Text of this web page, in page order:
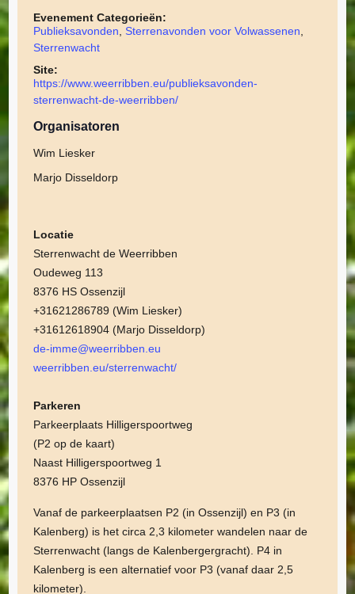
Evenement Categorieën:
Publieksavonden
Sterrenavonden voor Volwassenen
Sterrenwacht
Site:
https://www.weerribben.eu/publieksavonden-
sterrenwacht-de-weerribben/
Organisatoren
Wim Liesker
Marjo Disseldorp
Locatie
Sterrenwacht de Weerribben
Oudeweg 113
8376 HS Ossenzijl
+31621286789 (Wim Liesker)
+31612618904 (Marjo Disseldorp)
de-imme@weerribben.eu
weerribben.eu/sterrenwacht/
Parkeren
Parkeerplaats Hilligerspoortweg
(P2 op de kaart)
Naast Hilligerspoortweg 1
8376 HP Ossenzijl
Vanaf de parkeerplaatsen P2 (in Ossenzijl) en P3 (in
Kalenberg) is het circa 2,3 kilometer wandelen naar de
Sterrenwacht (langs de Kalenbergergracht). P4 in
Kalenberg is een alternatief voor P3 (vanaf daar 2,5
kilometer).